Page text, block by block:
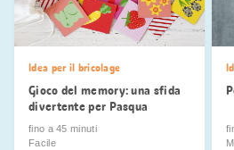
Idea per il bricolage
Gioco del memory: una sfida
divertente per Pasqua
fino a 45 minuti
Facile